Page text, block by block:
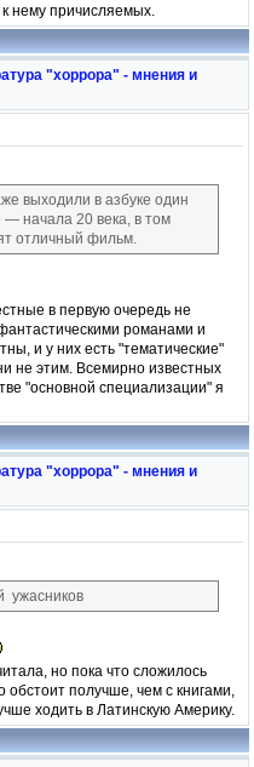
нему причисляемых.
"хоррора" - мнения и
выходили в азбуке один
— начала 20 века, в том
отличный фильм.
в первую очередь не
романами и
и у них есть "тематические"
не этим. Всемирно известных
"основной специализации" я
"хоррора" - мнения и
но пока что сложилось
получше, чем с книгами,
ходить в Латинскую Америку.